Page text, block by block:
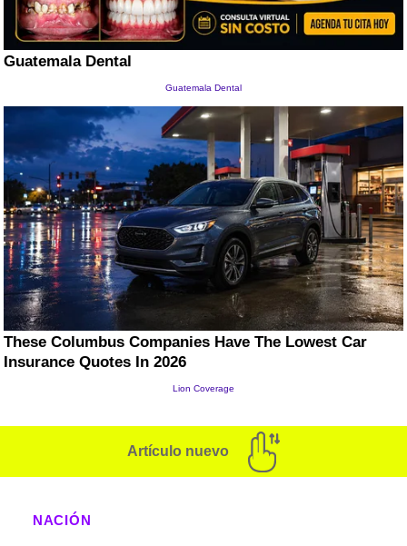
Artículo nuevo
NACIÓN